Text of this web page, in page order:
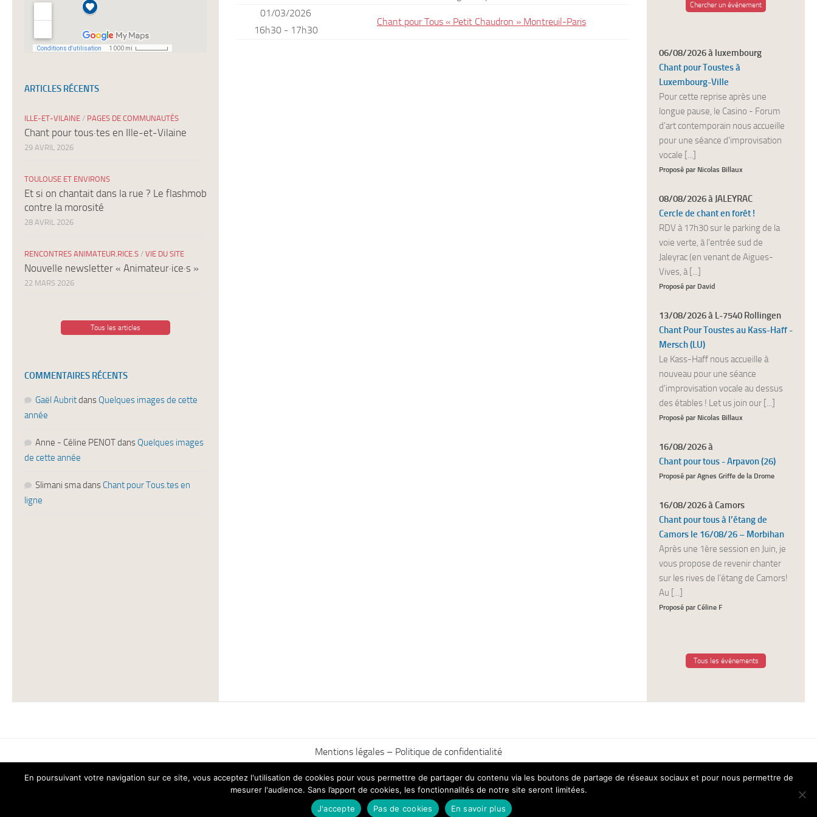
01/03/2026
16h30 - 17h30
Chant pour Tous « Petit Chaudron » Montreuil-Paris
ARTICLES RÉCENTS
ILLE-ET-VILAINE / PAGES DE COMMUNAUTÉS
Chant pour tous·tes en Ille-et-Vilaine
29 AVRIL 2026
TOULOUSE ET ENVIRONS
Et si on chantait dans la rue ? Le flashmob
contre la morosité
28 AVRIL 2026
RENCONTRES ANIMATEUR.RICE.S / VIE DU SITE
Nouvelle newsletter « Animateur·ice·s »
22 MARS 2026
Tous les articles
COMMENTAIRES RÉCENTS
Gaël Aubritdans Quelques images de cette
année
Anne - Céline PENOTdans Quelques images
de cette année
Slimani smadans Chant pour Tous.tes en
ligne
Chercher un événement
06/08/2026 à luxembourg
Chant pour Toustes à
Luxembourg-Ville
Pour cette reprise après une
longue pause, le Casino - Forum
d'art contemporain nous accueille
pour une séance d'improvisation
vocale [...]
Proposé par Nicolas Billaux
08/08/2026 à JALEYRAC
Cercle de chant en forêt !
RDV à 17h30 sur le parking de la
voie verte, à l'entrée sud de
Jaleyrac (en venant de Aigues-
Vives, à [...]
Proposé par David
13/08/2026 à L-7540 Rollingen
Chant Pour Toustes au Kass-Haff -
Mersch (LU)
Le Kass-Haff nous accueille à
nouveau pour une séance
d'improvisation vocale au dessus
des étables ! Let us join our [...]
Proposé par Nicolas Billaux
16/08/2026 à
Chant pour tous - Arpavon (26)
Proposé par Agnes Griffe de la Drome
16/08/2026 à Camors
Chant pour tous à l’étang de
Camors le 16/08/26 – Morbihan
Après une 1ère session en Juin, je
vous propose de revenir chanter
sur les rives de l’étang de Camors!
Au [...]
Proposé par Céline F
Tous les événements
Mentions légales – Politique de confidentialité
En poursuivant votre navigation sur ce site, vous acceptez l'utilisation de cookies pour vous permettre de partager du contenu via les boutons de partage de réseaux sociaux et pour nous permettre de
mesurer l'audience. Sans l’apport de cookies, les fonctionnalités de notre site seront limitées.
J'accepte
Pas de cookies En savoir plus